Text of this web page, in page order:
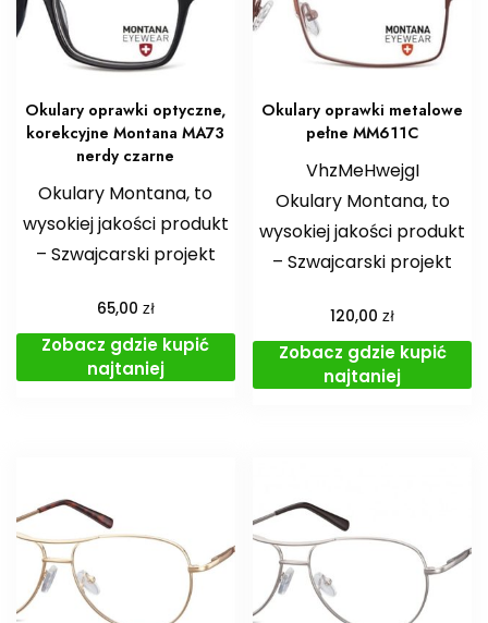
Okulary oprawki optyczne,
korekcyjne Montana MA73
nerdy czarne
Okulary Montana, to
wysokiej jakości produkt
– Szwajcarski projekt
65,00 zł
Zobacz gdzie kupić
najtaniej
Okulary oprawki metalowe
pełne MM611C
VhzMeHwejgI
Okulary Montana, to
wysokiej jakości produkt
– Szwajcarski projekt
120,00zł
Zobacz gdzie kupić
najtaniej